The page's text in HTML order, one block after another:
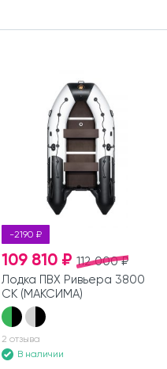
-2190 ₽
112 000 ₽
109 810 ₽
Лодка ПВХ Ривьера 3800
СК (МАКСИМА)
2 отзыва
В наличии